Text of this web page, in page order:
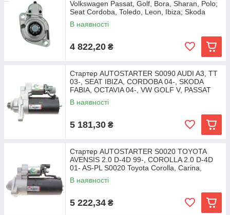
Volkswagen Passat, Golf, Bora, Sharan, Polo;
Seat Cordoba, Toledo, Leon, Ibiza; Skoda
В наявності
4 822,20 ₴
Стартер AUTOSTARTER S0090 AUDI A3, TT
03-, SEAT IBIZA, CORDOBA 04-, SKODA
FABIA, OCTAVIA 04-, VW GOLF V, PASSAT
03- AS-PL S0090
В наявності
5 181,30 ₴
Стартер AUTOSTARTER S0020 TOYOTA
AVENSIS 2.0 D-4D 99-, COROLLA 2.0 D-4D
01- AS-PL S0020 Toyota Corolla, Carina,
Avensis DRS7500,
В наявності
5 222,34 ₴